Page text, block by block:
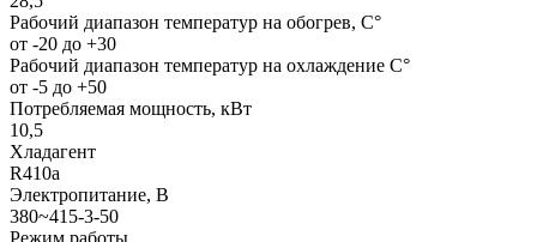
Рабочий диапазон температур на обогрев, С°
от -20 до +30
Рабочий диапазон температур на охлаждение С°
от -5 до +50
Потребляемая мощность, кВт
10,5
Хладагент
R410a
Электропитание, В
380~415-3-50
Режим работы